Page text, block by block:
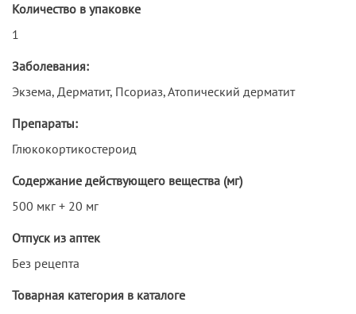
Количество в упаковке
1
Заболевания:
Экзема, Дерматит, Псориаз, Атопический дерматит
Препараты:
Глюкокортикостероид
Содержание действующего вещества (мг)
500 мкг + 20 мг
Отпуск из аптек
Без рецепта
Товарная категория в каталоге